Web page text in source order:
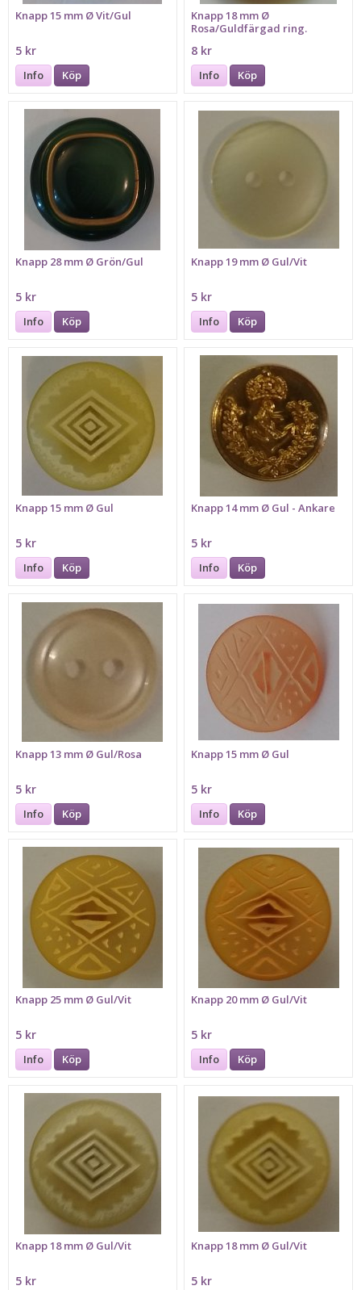
Knapp 15 mm Ø Vit/Gul
5 kr
Info Köp
Knapp 18 mm Ø
Rosa/Guldfärgad ring.
8 kr
Info Köp
Knapp 28 mm Ø Grön/Gul
5 kr
Info Köp
Knapp 19 mm Ø Gul/Vit
5 kr
Info Köp
Knapp 15 mm Ø Gul
5 kr
Info Köp
Knapp 14 mm Ø Gul - Ankare
5 kr
Info Köp
Knapp 13 mm Ø Gul/Rosa
5 kr
Info Köp
Knapp 15 mm Ø Gul
5 kr
Info Köp
Knapp 25 mm Ø Gul/Vit
5 kr
Info Köp
Knapp 20 mm Ø Gul/Vit
5 kr
Info Köp
Knapp 18 mm Ø Gul/Vit
5 kr
Knapp 18 mm Ø Gul/Vit
5 kr